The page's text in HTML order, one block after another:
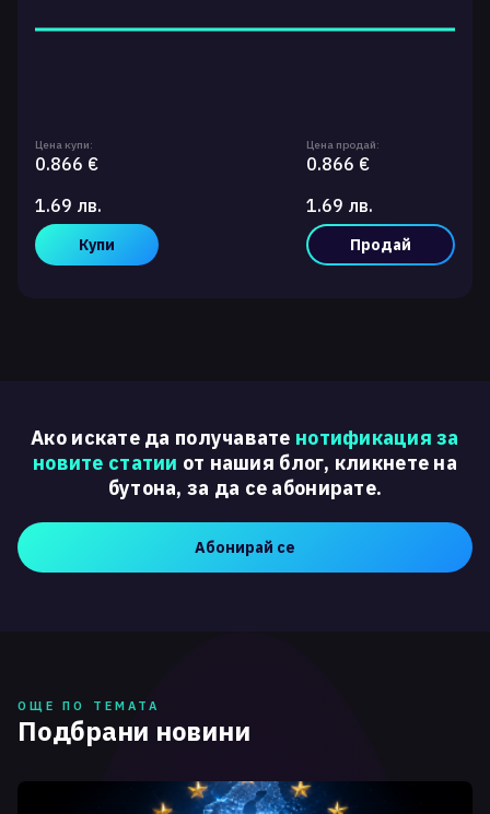
Цена купи:
0.866 €
1.69 лв.
Купи
Цена продай:
0.866 €
1.69 лв.
Продай
Ако искате да получавате нотификация за
новите статии от нашия блог, кликнете на
бутона, за да се абонирате.
Абонирай се
ОЩЕ ПО ТЕМАТА
Подбрани новини